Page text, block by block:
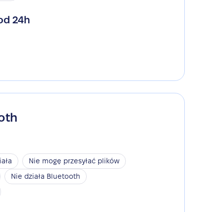
24h
Nie mogę przesyłać plików
Nie działa Bluetooth